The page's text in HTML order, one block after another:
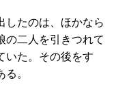
したのは、ほかなら
の二人を引きつれて
いた。その後をす
。